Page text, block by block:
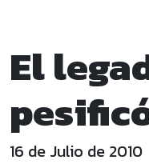
El
16 de Julio de 2010